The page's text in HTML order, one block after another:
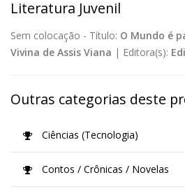
Literatura Juvenil
Sem colocação - Título: O Mundo é
Vivina de Assis Viana | Editora(s):
Outras categorias deste
Ciências (Tecnologia)
Contos / Crônicas / Novelas